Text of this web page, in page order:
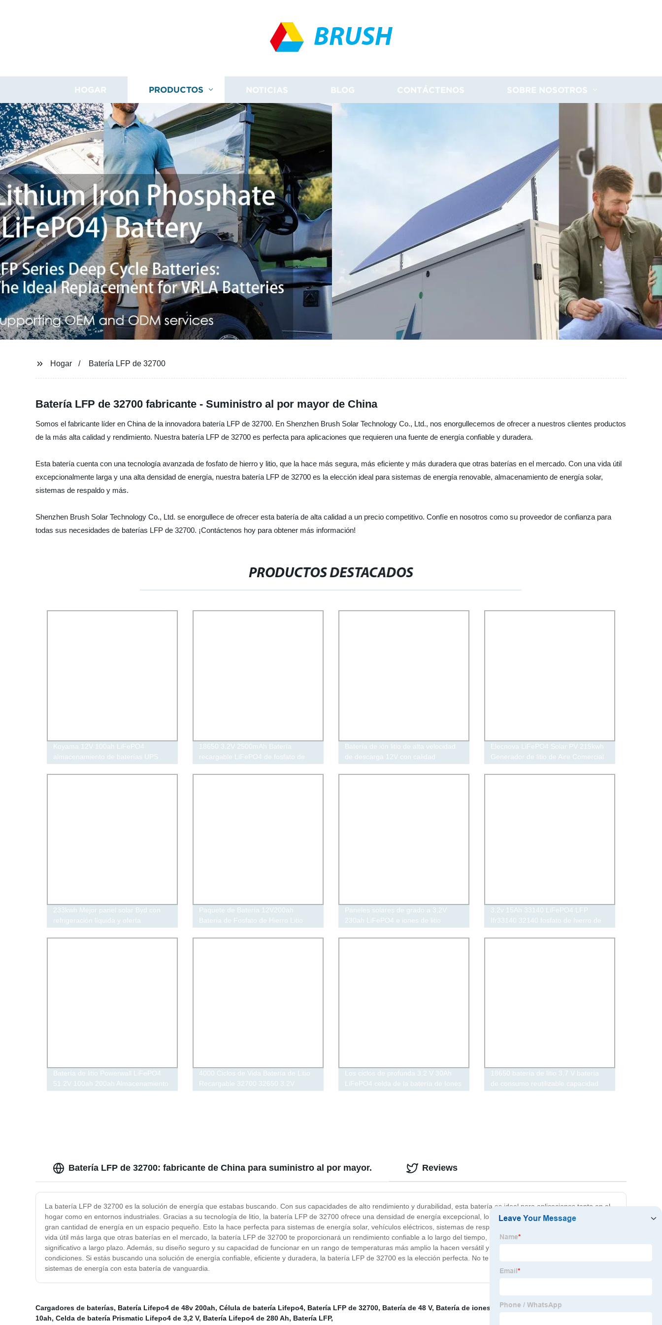
BRUSH
HOGAR PRODUCTOS NOTICIAS BLOG CONTÁCTENOS SOBRE NOSOTROS
Hogar Batería LFP de 32700
Batería LFP de 32700 fabricante - Suministro al por mayor de China
Somos el fabricante líder en China de la innovadora batería LFP de 32700. En Shenzhen Brush Solar Technology Co., Ltd., nos enorgullecemos de ofrecer a nuestros clientes productos
de la más alta calidad y rendimiento. Nuestra batería LFP de 32700 es perfecta para aplicaciones que requieren una fuente de energía confiable y duradera.
Esta batería cuenta con una tecnología avanzada de fosfato de hierro y litio, que la hace más segura, más eficiente y más duradera que otras baterías en el mercado. Con una vida útil
excepcionalmente larga y una alta densidad de energía, nuestra batería LFP de 32700 es la elección ideal para sistemas de energía renovable, almacenamiento de energía solar,
sistemas de respaldo y más.
Shenzhen Brush Solar Technology Co., Ltd. se enorgullece de ofrecer esta batería de alta calidad a un precio competitivo. Confíe en nosotros como su proveedor de confianza para
todas sus necesidades de baterías LFP de 32700. ¡Contáctenos hoy para obtener más información!
PRODUCTOS DESTACADOS
Koyama 12V 100ah LiFePO4
almacenamiento de baterías UPS
18650 3.2V 2500mAh Batería
recargable LiFePO4 de fosfato de
Batería de ión litio de alta velocidad
de descarga 12V con calidad
Elecnova LiFePO4 Solar PV 215kwh
Generador de litio de Aire Comercial
reserva sistemas de almacenamiento
233kwh Mejor panel solar Byd con
refrigeración líquida y oferta
completa de almacenamiento de
batería para almacenamiento de
Paquete de Batería 12V200ah
Batería de Fosfato de Hierro Litio
Sistema de Generación de Energía
Solar Fotovoltaica Batería de Fosfato
Paneles solares de grado a 3,2V
230ah LiFePO4 e iones de litio
Batería
3,2v 15Ah 33140 LiFePO4 LFP
Ifr33140 32140 fosfato de hierro de
litio Batería 15000mAh batería
Batería de litio Powerwall LiFePO4
51.2V 100ah 200ah Almacenamiento
4000 Ciclos de Vida Batería de Litio
Recargable 32700 32650 3.2V
Los ciclos de profunda 3,2 V 30Ah
LiFePO4 celda de la batería de Iones
18650 batería de litio 3,7 V batería
de consumo reutilizable capacidad
Batería LFP de 32700: fabricante de China para suministro al por mayor.
La batería LFP de 32700 es la solución de energía que estabas buscando. Con sus capacidades de alto rendimiento y durabilidad, esta batería es ideal para aplicaciones tanto en el
hogar como en entornos industriales. Gracias a su tecnología de litio, la batería LFP de 32700 ofrece una densidad de energía excepcional, lo que significa que puede almacenar una
gran cantidad de energía en un espacio pequeño. Esto la hace perfecta para sistemas de energía solar, vehículos eléctricos, sistemas de respaldo de energía eólica, y más. Con una
vida útil más larga que otras baterías en el mercado, la batería LFP de 32700 te proporcionará un rendimiento confiable a lo largo del tiempo, lo que resultará en un ahorro
significativo a largo plazo. Además, su diseño seguro y su capacidad de funcionar en un rango de temperaturas más amplio la hacen versátil y confiable en una variedad de
condiciones. Si estás buscando una solución de energía confiable, eficiente y duradera, la batería LFP de 32700 es la elección perfecta. No te pierdas la oportunidad de mejorar tus
sistemas de energía con esta batería de vanguardia.
Reviews
Cargadores de baterías, Batería Lifepo4 de 48v 200ah, Célula de batería Lifepo4, Batería LFP de 32700, Batería de 48 V, Batería de iones de litio de 48 V,Batería Lifepo4 de 12v
10ah, Celda de batería Prismatic Lifepo4 de 3,2 V, Batería Lifepo4 de 280 Ah, Batería LFP,